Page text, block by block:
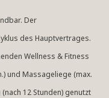
Der
des Hauptvertrages.
Wellness & Fitness
und Massageliege (max.
12 Stunden) genutzt